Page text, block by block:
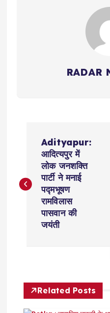
RADAR
s
v
Adityapur:
आदित्यपुर में
लोक जनशक्ति
पार्टी ने मनाई
पद्मभूषण
रामविलास
पासवान की
जयंती
Related Posts